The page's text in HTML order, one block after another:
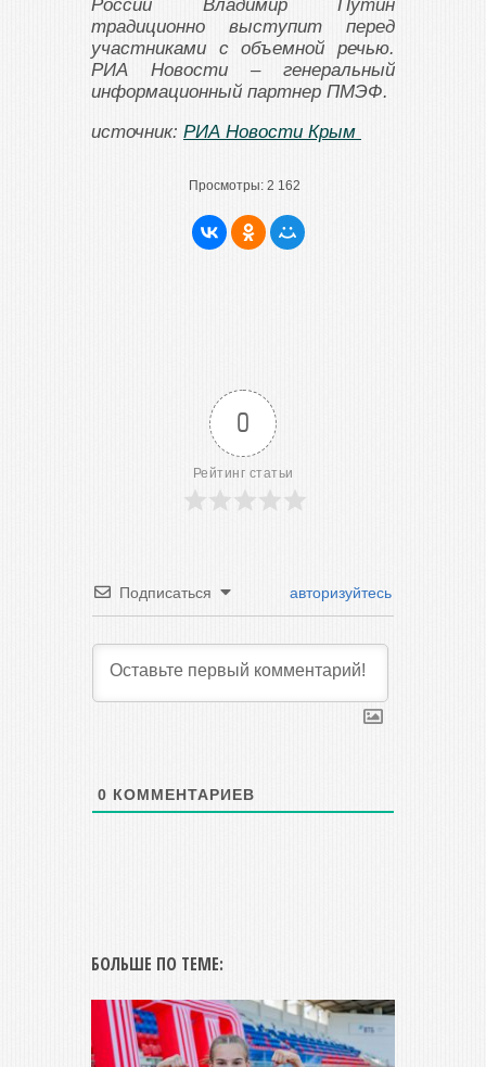
России Владимир Путин
традиционно выступит перед
участниками с объемной речью.
РИА Новости – генеральный
информационный партнер ПМЭФ.
источник: РИА Новости Крым
Просмотры: 2 162
0
Рейтинг статьи
Подписаться авторизуйтесь
0 КОММЕНТАРИЕВ
БОЛЬШЕ ПО ТЕМЕ: